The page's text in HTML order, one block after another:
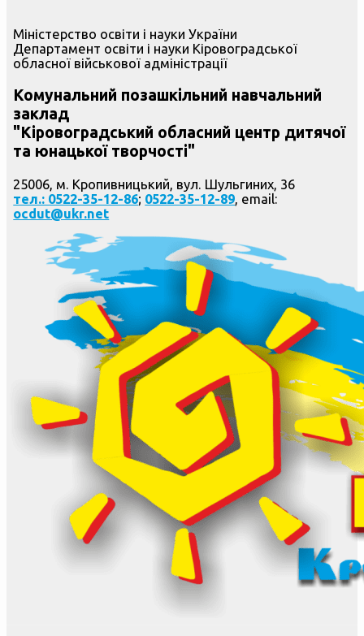
Міністерство освіти і науки України
Департамент освіти і науки Кіровоградської
обласної військової адміністрації
Комунальний позашкільний навчальний
заклад
"Кіровоградський обласний центр дитячої
та юнацької творчості"
25006, м. Кропивницький, вул. Шульгиних, 36
тел.: 0522-35-12-86; 0522-35-12-89, email:
ocdut@ukr.net